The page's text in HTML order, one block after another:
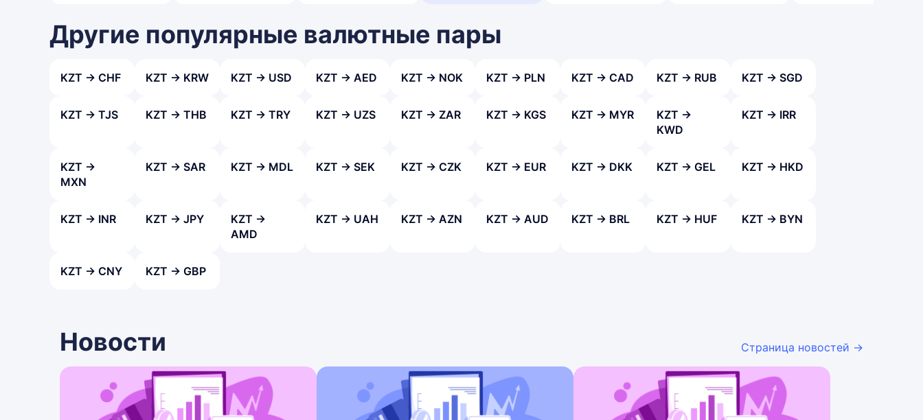
Другие популярные валютные пары
KZT → CHF KZT → KRW KZT → USD KZT → AED KZT → NOK KZT → PLN KZT → CAD KZT → RUB KZT → SGD
KZT → TJS KZT → THB KZT → TRY KZT → UZS KZT → ZAR KZT → KGS KZT → MYR
KZT →
KWD
KZT → IRR
KZT →
MXN
KZT → SAR KZT → MDL KZT → SEK KZT → CZK KZT → EUR KZT → DKK KZT → GEL KZT → HKD
KZT → INR KZT → JPY
KZT →
AMD
KZT → UAH KZT → AZN KZT → AUD KZT → BRL KZT → HUF KZT → BYN
KZT → CNY KZT → GBP
Новости Страница новостей →